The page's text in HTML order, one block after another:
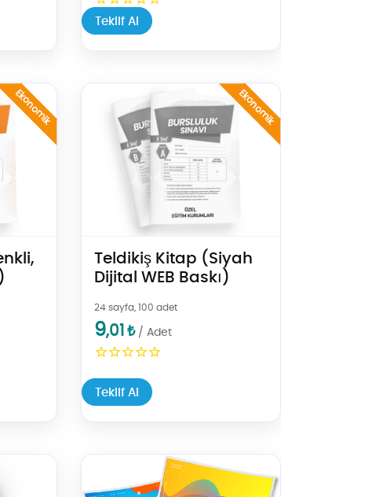
Teklif Al
Ekonomik
Dijital WEB Baskı) Ekonomik
Teldikiş Kitap (Siyah
Dijital WEB Baskı)
24 sayfa, 100 adet
9,01 ₺ / Adet
Teklif Al
Teklif Al Teldikiş Kitap (Siyah Dijital WEB Baskı)
Teklif Al Renkli Dijital Tabaka Baskı